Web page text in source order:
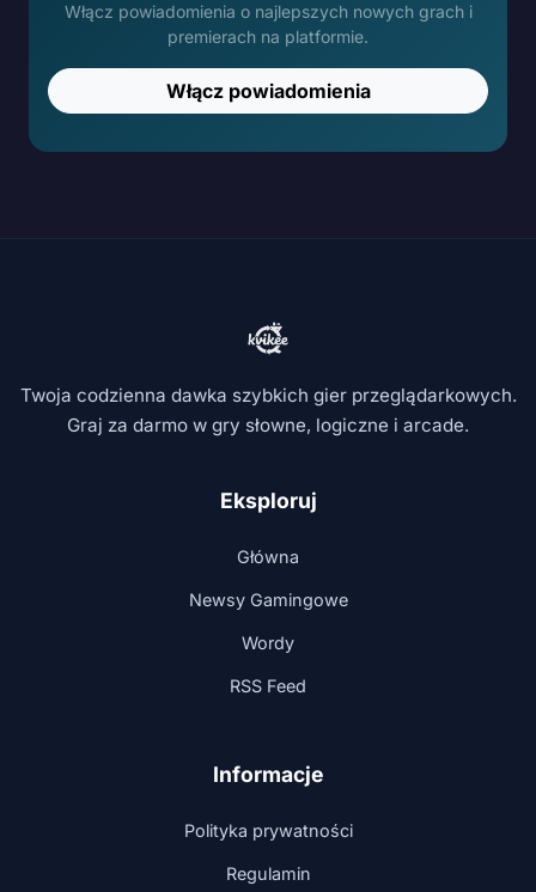
Włącz powiadomienia o najlepszych nowych grach i
premierach na platformie.
Włącz powiadomienia
Twoja codzienna dawka szybkich gier przeglądarkowych.
Graj za darmo w gry słowne, logiczne i arcade.
Eksploruj
Główna
Newsy Gamingowe
Wordy
RSS Feed
Informacje
Polityka prywatności
Regulamin